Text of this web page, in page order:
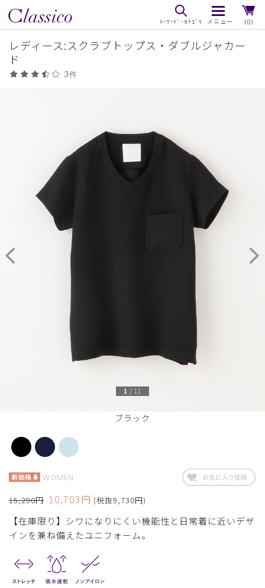
（0）
レディース:スクラブトップス・ダブルジャカー
ド
3件
ブラック
1 / 11
WOMEN
15,290円 10,703円 (税抜9,730円)
【在庫限り】シワになりにくい機能性と日常着に近いデザ
インを兼ね備えたユニフォーム。